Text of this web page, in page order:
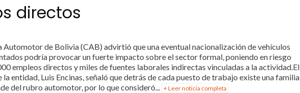
directos
Automotor de Bolivia (CAB) advirtió que una eventual nacionalización de vehículos
podría provocar un fuerte impacto sobre el sector formal, poniendo en riesgo
empleos directos y miles de fuentes laborales indirectas vinculadas a la actividad.El
la entidad, Luis Encinas, señaló que detrás de cada puesto de trabajo existe una familia
del rubro automotor, por lo que consideró... + Leer noticia completa